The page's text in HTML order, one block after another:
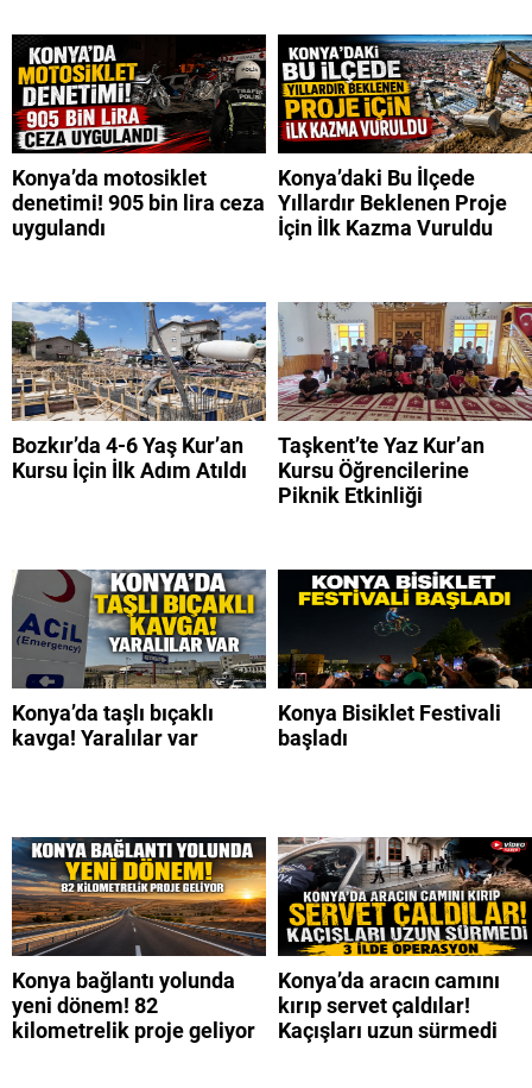
Konya’da motosiklet
denetimi! 905 bin lira ceza
uygulandı
Konya’daki Bu İlçede
Yıllardır Beklenen Proje
İçin İlk Kazma Vuruldu
Bozkır’da 4-6 Yaş Kur’an
Kursu İçin İlk Adım Atıldı
Taşkent’te Yaz Kur’an
Kursu Öğrencilerine
Piknik Etkinliği
Konya’da taşlı bıçaklı
kavga! Yaralılar var
Konya Bisiklet Festivali
başladı
Konya bağlantı yolunda
yeni dönem! 82
kilometrelik proje geliyor
Konya’da aracın camını
kırıp servet çaldılar!
Kaçışları uzun sürmedi